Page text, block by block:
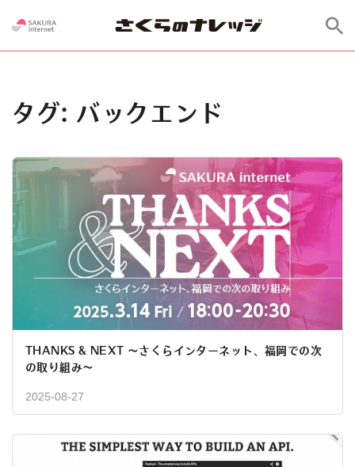
タグ: バックエンド
THANKS & NEXT 〜さくらインターネット、福岡での次
の取り組み〜
2025-08-27